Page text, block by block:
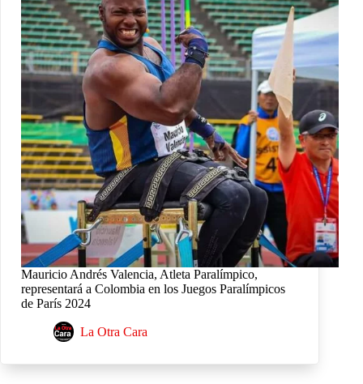
Mauricio Andrés Valencia, Atleta Paralímpico,
representará a Colombia en los Juegos Paralímpicos
de París 2024
La Otra Cara